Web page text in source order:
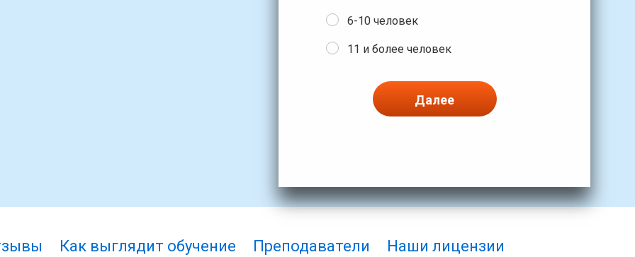
6-10 человек
11 и более человек
Далее
Как выглядит обучение Преподаватели
Наши лицензии